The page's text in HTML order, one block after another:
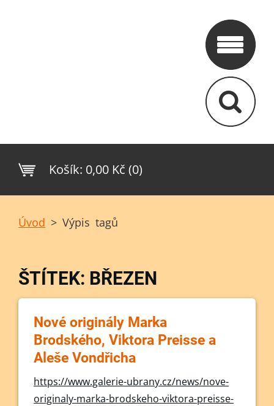
Košík: 0,00 Kč (0)
Úvod > Výpis tagů
ŠTÍTEK: BŘEZEN
Nové originály Marka
Brodského, Viktora Preisse a
Aleše Vondřicha
https://www.galerie-ubrany.cz/news/nove-
originaly-marka-brodskeho-viktora-preisse-